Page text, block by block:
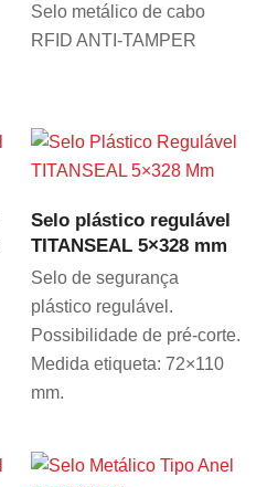
Selo metálico de cabo
RFID ANTI-TAMPER
Selo plástico regulável
TITANSEAL 5×328 mm
Selo de segurança
plástico regulável.
Possibilidade de pré-corte.
Medida etiqueta: 72×110
mm.